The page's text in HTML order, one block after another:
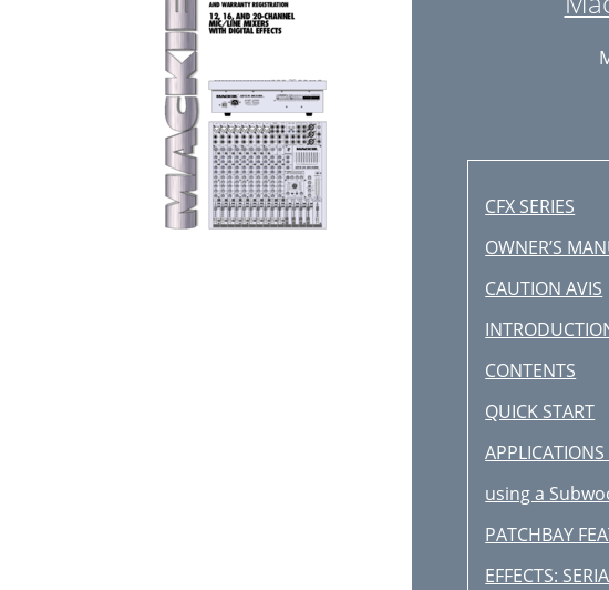
CFX SERIES
OWNER’S
CAUTION AVIS
CONTENTS
QUICK START
using a
PATCHBAY
EFFECTS: